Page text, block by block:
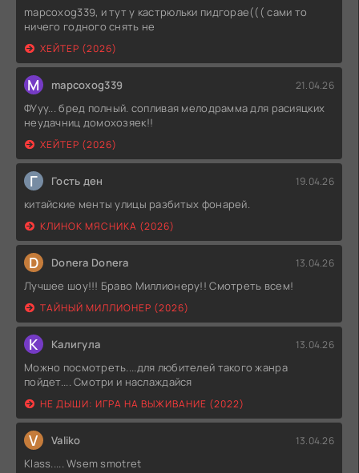
mapcoxog339, и тут у кастрюльки пидгорае((( сами то
ничего годного снять не
ХЕЙТЕР (2026)
M mapcoxog339 21.04.26
ФУуу... бред полный. сопливая мелодрамма для расияцких
неудачниц домохозяек!!
ХЕЙТЕР (2026)
Г Гость ден 19.04.26
китайские менты улицы разбитых фонарей.
КЛИНОК МЯСНИКА (2026)
D Donera Donera 13.04.26
Лучшее шоу!!! Браво Миллионеру!! Смотреть всем!
ТАЙНЫЙ МИЛЛИОНЕР (2026)
К Калигула 13.04.26
Можно посмотреть....для любителей такого жанра
пойдет.... Смотри и наслаждайся
НЕ ДЫШИ: ИГРА НА ВЫЖИВАНИЕ (2022)
V Valiko 13.04.26
Klass..... Wsem smotret